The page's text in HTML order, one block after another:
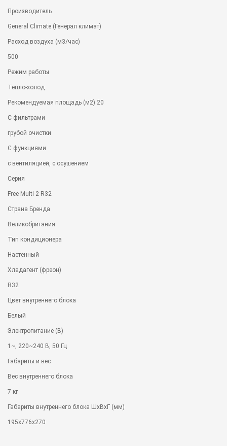
Производитель
General Climate (Генерал климат)
Расход воздуха (м3/час)
500
Режим работы
Тепло-холод
Рекомендуемая площадь (м2) 20
С фильтрами
грубой очистки
С функциями
с вентиляцией, с осушением
Серия
Free Multi 2 R32
Страна Бренда
Великобритания
Тип кондиционера
Настенный
Хладагент (фреон)
R32
Цвет внутреннего блока
Белый
Электропитание (В)
1~, 220~240 В, 50 Гц
Габариты и вес
Вес внутреннего блока
7 кг
Габариты внутреннего блока ШхВхГ (мм)
195x776x270